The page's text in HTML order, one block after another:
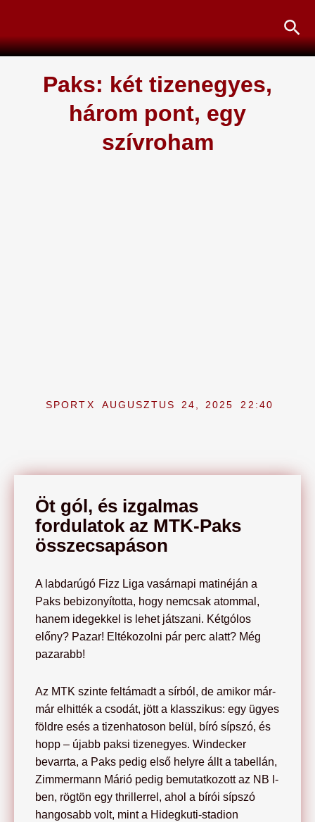
content
Paks: két tizenegyes,
három pont, egy
szívroham
SPORTX AUGUSZTUS 24, 2025 22:40
Öt gól, és izgalmas
fordulatok az MTK-Paks
összecsapáson
A labdarúgó Fizz Liga vasárnapi matinéján a
Paks bebizonyította, hogy nemcsak atommal,
hanem idegekkel is lehet játszani. Kétgólos
előny? Pazar! Eltékozolni pár perc alatt? Még
pazarabb!
Az MTK szinte feltámadt a sírból, de amikor már-
már elhitték a csodát, jött a klasszikus: egy ügyes
földre esés a tizenhatoson belül, bíró sípszó, és
hopp – újabb paksi tizenegyes. Windecker
bevarrta, a Paks pedig első helyre állt a tabellán,
Zimmermann Márió pedig bemutatkozott az NB I-
ben, rögtön egy thrillerrel, ahol a bírói sípszó
hangosabb volt, mint a Hidegkuti-stadion